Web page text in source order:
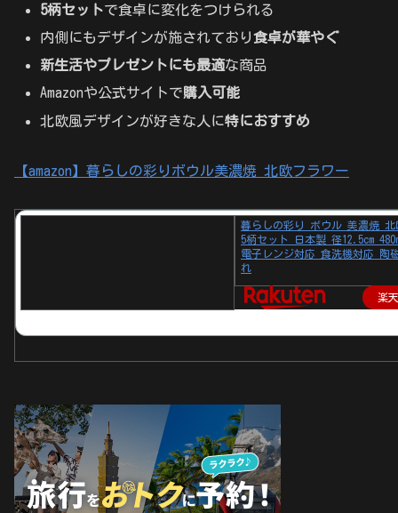
5柄セットで食卓に変化をつけられる
内側にもデザインが施されており食卓が華やぐ
新生活やプレゼントにも最適な商品
Amazonや公式サイトで購入可能
北欧風デザインが好きな人に特におすすめ
【amazon】暮らしの彩りボウル美濃焼 北欧フラワー
暮らしの彩り ボウル 美濃焼 北
5柄セット 日本製 径12.5cm
電子レンジ対応 食洗機対応 陶
れ
楽